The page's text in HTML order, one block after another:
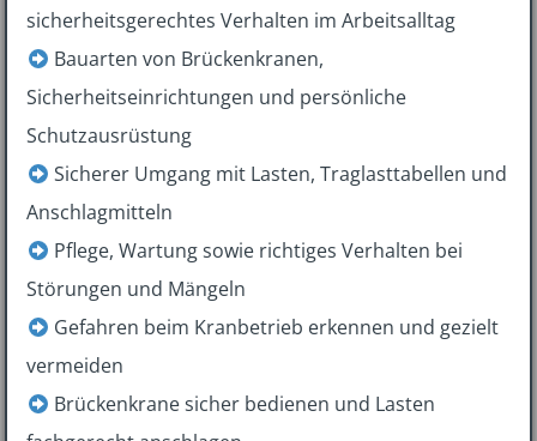
sicherheitsgerechtes Verhalten im Arbeitsalltag
Bauarten von Brückenkranen,
Sicherheitseinrichtungen und persönliche
Schutzausrüstung
Sicherer Umgang mit Lasten, Traglasttabellen und
Anschlagmitteln
Pflege, Wartung sowie richtiges Verhalten bei
Störungen und Mängeln
Gefahren beim Kranbetrieb erkennen und gezielt
vermeiden
Brückenkrane sicher bedienen und Lasten